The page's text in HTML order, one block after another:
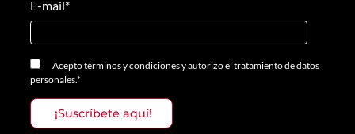
E-mail*
Aceptotérminos y condicionesyautorizo el tratamiento de datos
personales.*